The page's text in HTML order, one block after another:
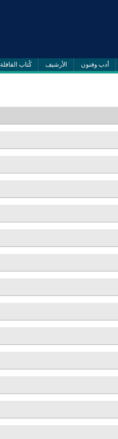
أدب وفنون الأرشيف كُتاب القافلة